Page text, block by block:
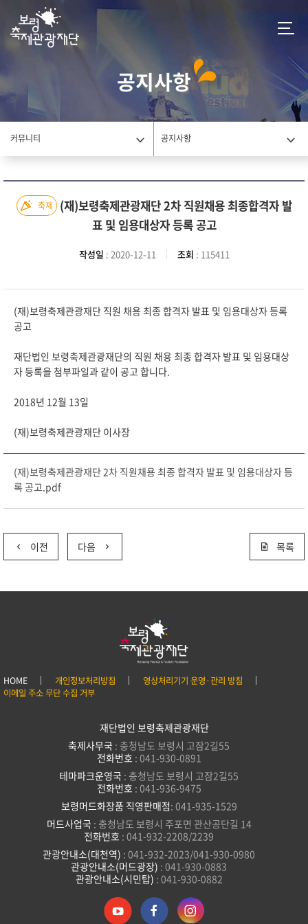
공지사항
커뮤니티 공지사항
축제 (재)보령축제관광재단 2차 직원채용 최종합격자 발
표 및 임용대상자 등록 공고
작성일 : 2020-12-11 조회 : 115411
(재)보령축제관광재단 직원 채용 최종 합격자 발표 및 임용대상자 등록
공고
재단법인 보령축제관광재단의 직원 채용 최종 합격자 발표 및 임용대상
자 등록을 첨부파일과 같이 공고 합니다.
2018년 12월 13일
(재)보령축제관광재단 이사장
(재)보령축제관광재단 2차 직원채용 최종 합격자 발표 및 임용대상자 등
록 공고.pdf
이전 다음 목록
HOME 개인정보처리방침
영상처리기기 운영·관리 방침
이메일 주소 무단 수집 거부
재단법인 보령축제관광재단
축제사무국 : 충청남도 보령시 고잠2길55
전화번호 : 041-930-0891
테마파크운영국 : 충청남도 보령시 고잠2길55
전화번호 : 041-936-9475
보령머드화장품 직영판매점: 041-935-1529
머드사업국 : 충청남도 보령시 주포면 관산공단길 14
전화번호 : 041-932-2208/2239
관광안내소(대천역) : 041-932-2023/041-930-0980
관광안내소(머드광장) : 041-930-0883
관광안내소(시민탑) : 041-930-0882